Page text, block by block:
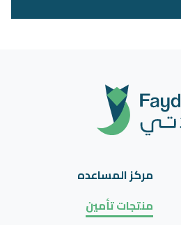
مركز المساعده
منتجات تأمين